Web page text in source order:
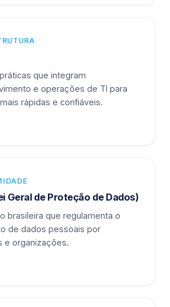
que integram
e operações de TI para
rápidas e confiáveis.
Geral de Proteção de Dados)
brasileira que regulamenta o
de dados pessoais por
e organizações.